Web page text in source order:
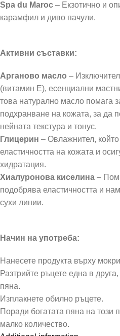
Spa du Maroc – Екзотично и
карамфил и диво пачули.​​
Активни съставки:
Арганово масло –
(витамин Е), есенциални
това натурално масло помага
подхранване на кожата, за да
нейната текстура и тонус.
Глицерин – Овлажнител,
еластичността на кожата и
хидратация.
Хиалуронова киселина –
подобрява еластичността и
сухи линии.
Начин на употреба:
Нанесете продукта върху
Разтрийте ръцете една в
пяна.
Изплакнете обилно ръцете.
Поради богатата пяна на този
малко количество.